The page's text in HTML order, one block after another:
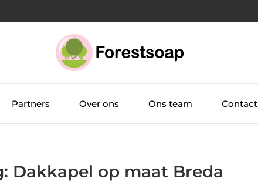
Partners Over ons Ons team Contact
Dakkapel op maat Breda